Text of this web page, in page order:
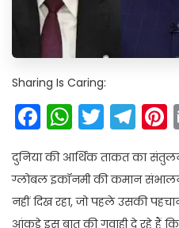
Sharing Is Caring:
Facebook
दुनिया की आर्थिक ताकत का
ग्लोबल इकॉनमी की कमान
नहीं दिख रहा, जो पहले उसकी पहचान
आंकड़े इस बात की गवाही दे रहे हैं